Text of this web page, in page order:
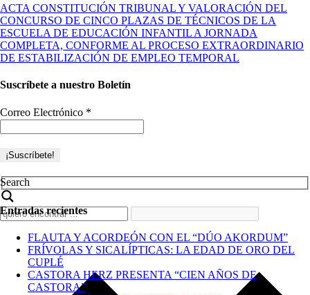
ACTA CONSTITUCIÓN TRIBUNAL Y VALORACIÓN DEL
CONCURSO DE CINCO PLAZAS DE TÉCNICOS DE LA
ESCUELA DE EDUCACIÓN INFANTIL A JORNADA
COMPLETA, CONFORME AL PROCESO EXTRAORDINARIO
DE ESTABILIZACIÓN DE EMPLEO TEMPORAL
Suscríbete a nuestro Boletín
Correo Electrónico *
Search
Entradas recientes
FLAUTA Y ACORDEÓN CON EL “DÚO AKORDUM”
FRÍVOLAS Y SICALÍPTICAS: LA EDAD DE ORO DEL
CUPLÉ
CASTORA HERZ PRESENTA “CIEN AÑOS DE
CASTORA”